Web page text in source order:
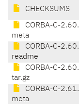
CHECKSUMS
CORBA-C-2.60.
meta
CORBA-C-2.60.
readme
CORBA-C-2.60.
tar.gz
CORBA-C-2.61.
meta